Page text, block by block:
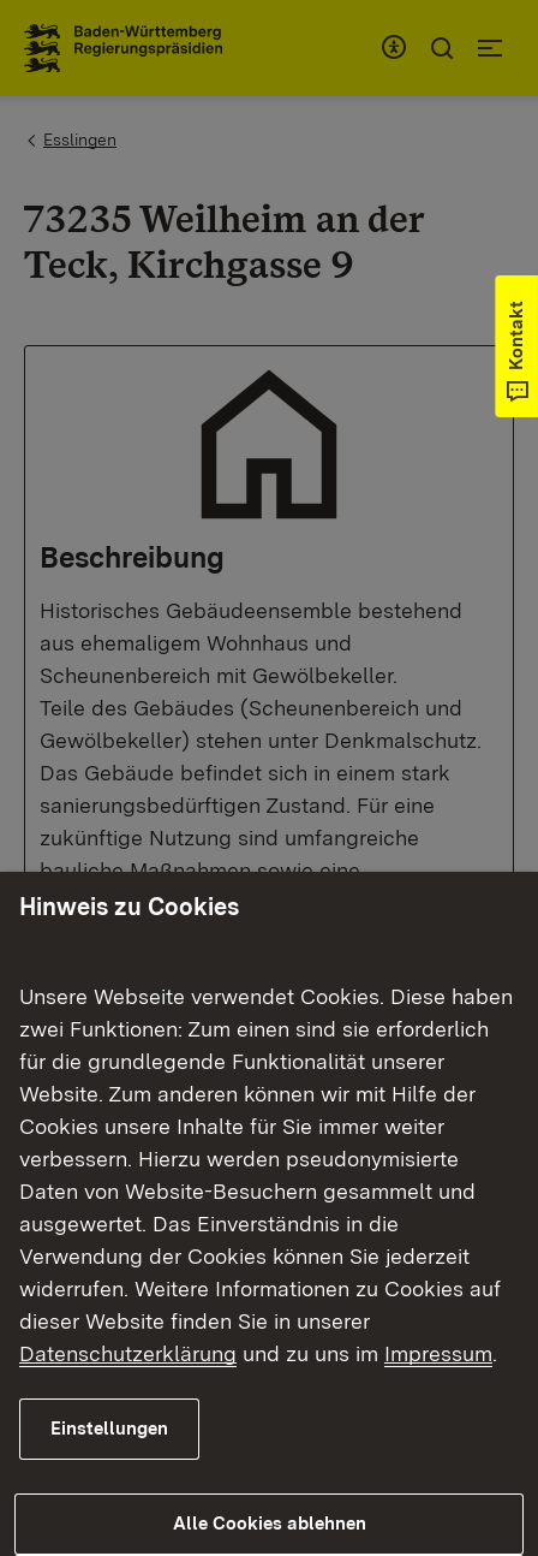
You are here:
Esslingen
73235 Weilheim an der
Teck, Kirchgasse 9
Beschreibung
Historisches Gebäudeensemble bestehend
aus ehemaligem Wohnhaus und
Scheunenbereich mit Gewölbekeller.
Teile des Gebäudes (Scheunenbereich und
Gewölbekeller) stehen unter Denkmalschutz.
Das Gebäude befindet sich in einem stark
sanierungsbedürftigen Zustand. Für eine
zukünftige Nutzung sind umfangreiche
bauliche Maßnahmen sowie eine
denkmalgerechte Instandsetzung erforderlich.
Show larger version for:
Das Objekt
Lage Objektdaten
von Weilheim Teck.
Kontakt
Hinweis zu Cookies
Unsere Webseite verwendet Cookies. Diese haben
zwei Funktionen: Zum einen sind sie erforderlich
für die grundlegende Funktionalität unserer
Website. Zum anderen können wir mit Hilfe der
Cookies unsere Inhalte für Sie immer weiter
verbessern. Hierzu werden pseudonymisierte
Daten von Website-Besuchern gesammelt und
ausgewertet. Das Einverständnis in die
Verwendung der Cookies können Sie jederzeit
widerrufen. Weitere Informationen zu Cookies auf
dieser Website finden Sie in unserer
Datenschutzerklärung und zu uns im Impressum.
Einstellungen
Alle Cookies ablehnen